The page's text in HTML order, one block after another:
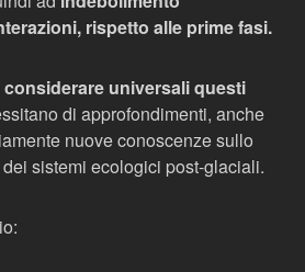
rispetto alle prime fasi.
universali questi
di approfondimenti, anche
nuove conoscenze sullo
sistemi ecologici post-glaciali.